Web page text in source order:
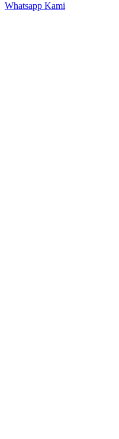
Whatsapp Kami